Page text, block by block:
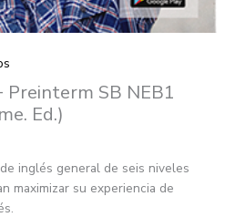
SB NEB1
Ed.)
inglés general de seis niveles
maximizar su experiencia de